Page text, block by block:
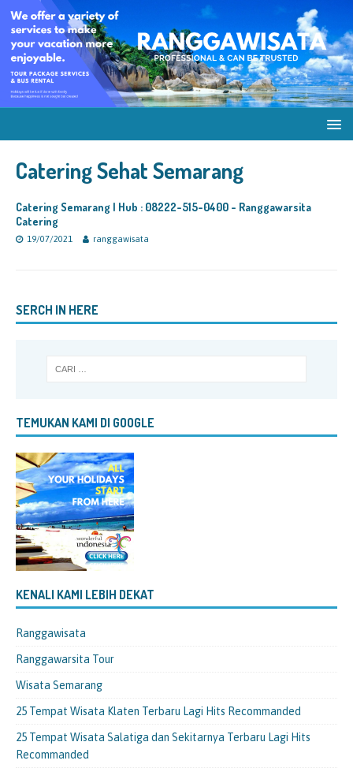
Catering Sehat Semarang
Catering Semarang | Hub : 08222-515-0400 - Ranggawarsita
Catering
19/07/2021 ranggawisata
SERCH IN HERE
TEMUKAN KAMI DI GOOGLE
KENALI KAMI LEBIH DEKAT
Ranggawisata
Ranggawarsita Tour
Wisata Semarang
25 Tempat Wisata Klaten Terbaru Lagi Hits Recommanded
25 Tempat Wisata Salatiga dan Sekitarnya Terbaru Lagi Hits
Recommanded